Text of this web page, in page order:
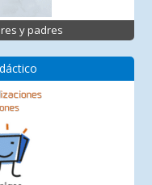
y padres